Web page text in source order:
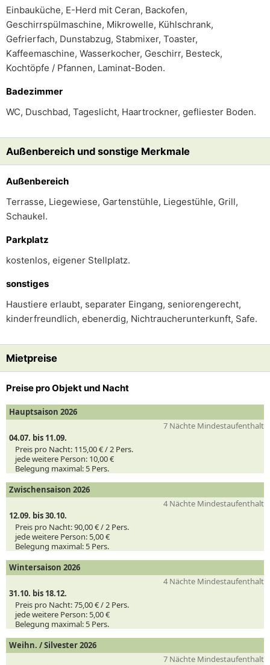
Einbauküche, E-Herd mit Ceran, Backofen,
Geschirrspülmaschine, Mikrowelle, Kühlschrank,
Gefrierfach, Dunstabzug, Stabmixer, Toaster,
Kaffeemaschine, Wasserkocher, Geschirr, Besteck,
Kochtöpfe / Pfannen, Laminat-Boden.
Badezimmer
WC, Duschbad, Tageslicht, Haartrockner, gefliester Boden.
Außenbereich und sonstige Merkmale
Außenbereich
Terrasse, Liegewiese, Gartenstühle, Liegestühle, Grill,
Schaukel.
Parkplatz
kostenlos, eigener Stellplatz.
sonstiges
Haustiere erlaubt, separater Eingang, seniorengerecht,
kinderfreundlich, ebenerdig, Nichtraucherunterkunft, Safe.
Mietpreise
Preise pro Objekt und Nacht
Hauptsaison 2026
7 Nächte Mindestaufenthalt
04.07. bis 11.09.
Preis pro Nacht: 115,00 € /2 Pers.
jede weitere Person: 10,00 €
Belegung maximal: 5 Pers.
Zwischensaison 2026
4 Nächte Mindestaufenthalt
12.09. bis 30.10.
Preis pro Nacht:90,00 € /2 Pers.
jede weitere Person: 5,00 €
Belegung maximal: 5 Pers.
Wintersaison 2026
4 Nächte Mindestaufenthalt
31.10. bis 18.12.
Preis pro Nacht:75,00 € /2 Pers.
jede weitere Person: 5,00 €
Belegung maximal: 5 Pers.
Weihn. / Silvester 2026
7 Nächte Mindestaufenthalt